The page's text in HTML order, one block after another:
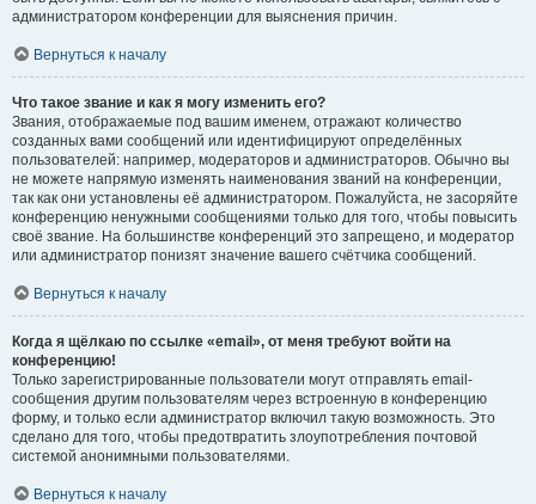
администратором конференции для выяснения причин.
Вернуться к началу
Что такое звание и как я могу изменить его?
Звания, отображаемые под вашим именем, отражают количество
созданных вами сообщений или идентифицируют определённых
пользователей: например, модераторов и администраторов. Обычно вы
не можете напрямую изменять наименования званий на конференции,
так как они установлены её администратором. Пожалуйста, не засоряйте
конференцию ненужными сообщениями только для того, чтобы повысить
своё звание. На большинстве конференций это запрещено, и модератор
или администратор понизят значение вашего счётчика сообщений.
Вернуться к началу
Когда я щёлкаю по ссылке «email», от меня требуют войти на
конференцию!
Только зарегистрированные пользователи могут отправлять email-
сообщения другим пользователям через встроенную в конференцию
форму, и только если администратор включил такую возможность. Это
сделано для того, чтобы предотвратить злоупотребления почтовой
системой анонимными пользователями.
Вернуться к началу